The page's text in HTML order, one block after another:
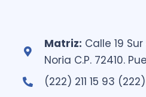
Matriz: Calle 19
Noria C.P. 72410.
(222) 211 15 93